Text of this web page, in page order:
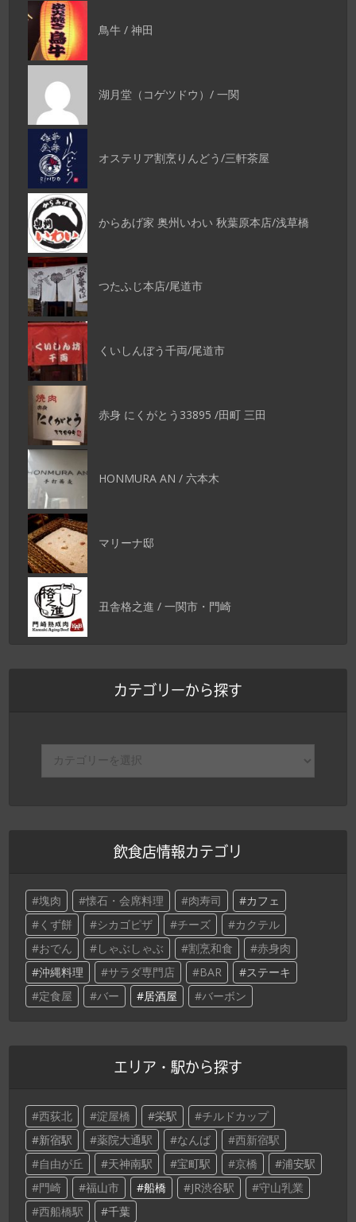
鳥牛 / 神田
湖月堂（コゲツドウ）/ 一関
オステリア割烹りんどう/三軒茶屋
からあげ家 奥州いわい 秋葉原本店/浅草橋
つたふじ本店/尾道市
くいしんぼう千両/尾道市
赤身 にくがとう33895 /田町 三田
HONMURA AN / 六本木
マリーナ邸
丑舎格之進 / 一関市・門崎
カテゴリーから探す
飲食店情報カテゴリ
塊肉 懐石・会席料理 肉寿司
カフェ
くず餅
シカゴピザ チーズ
カクテル
おでん
しゃぶしゃぶ 割烹和食
赤身肉
沖縄料理
サラダ専門店 BAR
ステーキ
定食屋
バー 居酒屋 バーボン
エリア・駅から探す
西荻北 淀屋橋 栄駅
チルドカップ
新宿駅
薬院大通駅 なんば
西新宿駅
自由が丘
天神南駅 宝町駅 京橋
浦安駅
門崎
福山市 船橋 JR渋谷駅
守山乳業
西船橋駅
千葉